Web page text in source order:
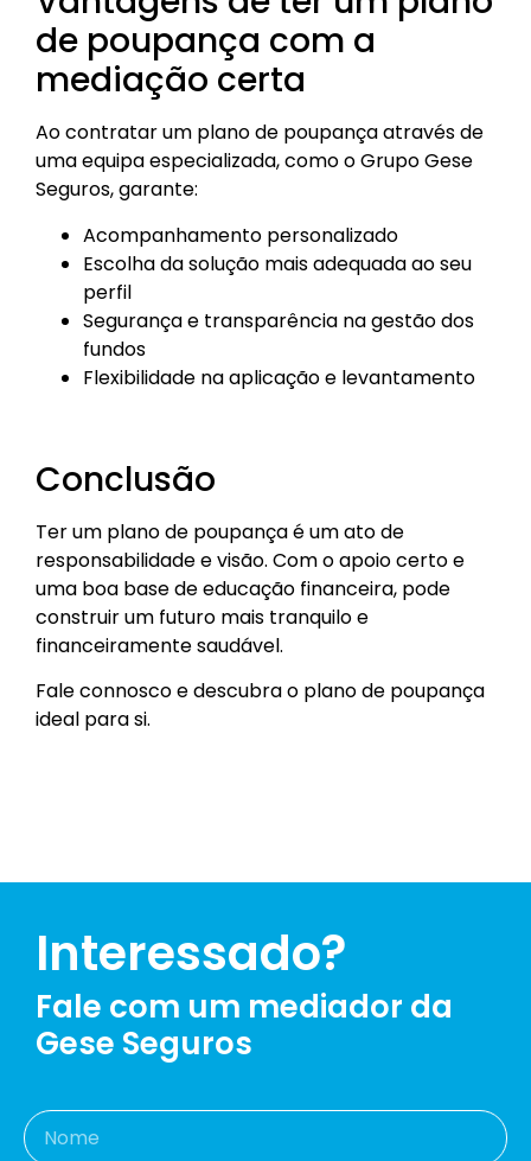
de poupança com a
mediação certa
Ao contratar um plano de poupança através de
uma equipa especializada, como o Grupo Gese
Seguros, garante:
Acompanhamento personalizado
Escolha da solução mais adequada ao seu
perfil
Segurança e transparência na gestão dos
fundos
Flexibilidade na aplicação e levantamento
Conclusão
Ter um plano de poupança é um ato de
responsabilidade e visão. Com o apoio certo e
uma boa base de educação financeira, pode
construir um futuro mais tranquilo e
financeiramente saudável.
Fale connosco e descubra o plano de poupança
ideal para si.
Interessado?
Fale com um mediador da
Gese Seguros